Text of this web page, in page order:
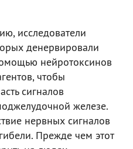
исследователи
денервировали
нейротоксинов
чтобы
сигналов
железе.
нервных сигналов
Прежде чем этот